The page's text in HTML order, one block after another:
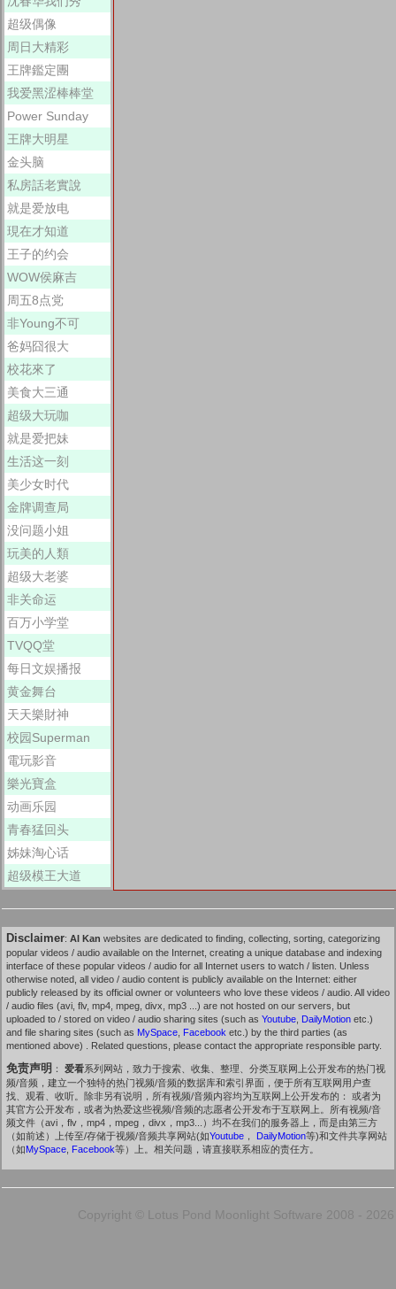
超级偶像
周日大精彩
王牌鑑定團
我爱黑涩棒棒堂
Power Sunday
王牌大明星
金头脑
私房話老實說
就是爱放电
現在才知道
王子的约会
WOW侯麻吉
周五8点党
非Young不可
爸妈囧很大
校花來了
美食大三通
超级大玩咖
就是爱把妹
生活这一刻
美少女时代
金牌调查局
没问题小姐
玩美的人類
超级大老婆
非关命运
百万小学堂
TVQQ堂
每日文娱播报
黄金舞台
天天樂財神
校园Superman
電玩影音
樂光寶盒
动画乐园
青春猛回头
姊妹淘心话
超级模王大道
Disclaimer: AI Kan websites are dedicated to finding, collecting, sorting, categorizing
popular videos / audio available on the Internet, creating a unique database and indexing
interface of these popular videos / audio for all Internet users to watch / listen. Unless
otherwise noted, all video / audio content is publicly available on the Internet: either
publicly released by its official owner or volunteers who love these videos / audio. All video
/ audio files (avi, flv, mp4, mpeg, divx, mp3 ...) are not hosted on our servers, but
uploaded to / stored on video / audio sharing sites (such as Youtube DailyMotion etc.)
and file sharing sites (such as MySpace Facebook etc.) by the third parties (as
mentioned above) . Related questions, please contact the appropriate responsible party.
免责声明 ： 爱看系列网站，致力于搜索、收集、整理、分类互联网上公开发布的热门视
频/音频，建立一个独特的热门视频/音频的数据库和索引界面，便于所有互联网用户查
找、观看、收听。除非另有说明，所有视频/音频内容均为互联网上公开发布的： 或者为
其官方公开发布，或者为热爱这些视频/音频的志愿者公开发布于互联网上。所有视频/音
频文件（avi，flv，mp4，mpeg，divx，mp3...）均不在我们的服务器上，而是由第三方
（如前述）上传至/存储于视频/音频共享网站(如Youtube ， DailyMotion等)和文件共享网站
（如MySpace Facebook等）上。相关问题，请直接联系相应的责任方。
Copyright © Lotus Pond Moonlight Software 2008 - 2026